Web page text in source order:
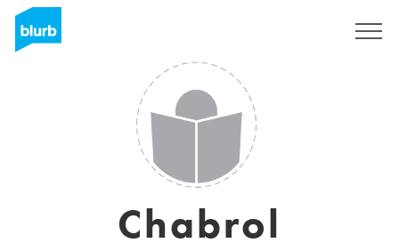
Chabrol